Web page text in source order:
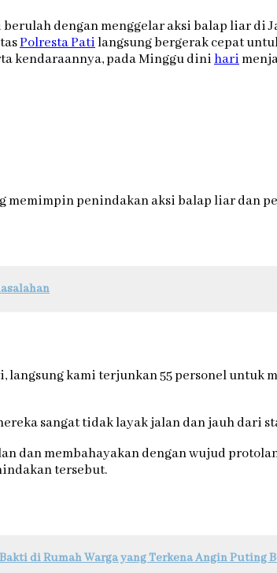
berulah dengan menggelar aksi balap liar di
Polresta Patilangsung bergerak cepat
kendaraannya, pada Minggu dinihari
memimpin penindakan aksi balap liar dan
langsung kami terjunkan 55 personel
sangat tidak layak jalan dan jauh dari
dan membahayakan dengan wujud
tersebut.
di Rumah Warga yang Terkena Angin Puting